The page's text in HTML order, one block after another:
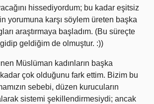
hissediyordum; bu kadar eşitsiz
yorumuna karşı söylem üreten başka
araştırmaya başladım. (Bu süreçte
geldiğim de olmuştur. :))
Müslüman kadınların başka
çok olduğunu fark ettim. Bizim bu
sebebi, düzen kurucuların
sistemi şekillendirmesiydi; ancak